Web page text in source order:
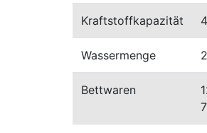
Kraftstoffkapazität
Wassermenge
Bettwaren